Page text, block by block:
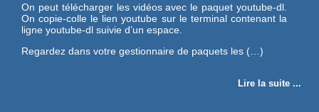
On peut télécharger les vidéos avec le paquet youtube-dl.
On copie-colle le lien youtube sur le terminal contenant la
ligne youtube-dl suivie d’un espace.
Regardez dans votre gestionnaire de paquets les (…)
Lire la suite ...